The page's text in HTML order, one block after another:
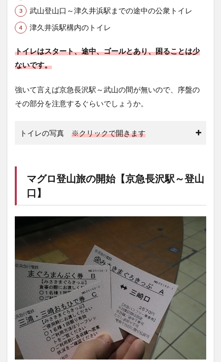
武山登山口～津久井浜駅までの途中の公衆トイレ
津久井浜駅構内のトイレ
トイレはスタート、途中、ゴールとあり、困ることは少
ないです。
強いて言えば京急長沢駅～武山の間が無いので、序盤の
その部分を注意するぐらいでしょうか。
トイレの写真 ※クリックで開きます
マグロ登山旅の開始【京急長沢駅～登山
口】